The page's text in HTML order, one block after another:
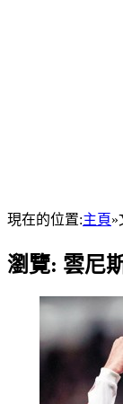
現在的位置:主頁»
瀏覽: 雲尼